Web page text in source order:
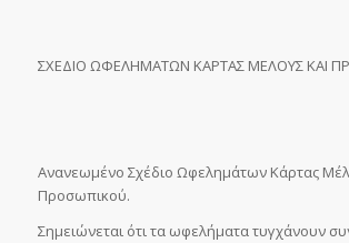
ΣΧΕΔΙΟ ΩΦΕΛΗΜΑΤΩΝ ΚΑΡΤΑΣ ΜΕΛΟΥΣ ΚΑΙ
Ανανεωμένο Σχέδιο Ωφελημάτων Κάρτας
Προσωπικού.
Σημειώνεται ότι τα ωφελήματα τυγχάνουν